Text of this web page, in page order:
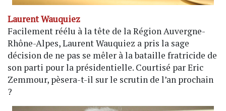
Laurent Wauquiez
Facilement réélu à la tête de la Région Auvergne-
Rhône-Alpes, Laurent Wauquiez a pris la sage
décision de ne pas se mêler à la bataille fratricide de
son parti pour la présidentielle. Courtisé par Eric
Zemmour, pèsera-t-il sur le scrutin de l’an prochain
?